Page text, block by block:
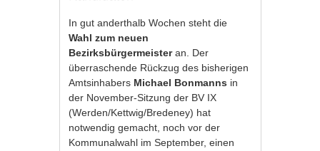
In gut anderthalb Wochen steht die
Wahl zum neuen
Bezirksbürgermeisteran. Der
überraschende Rückzug des bisherigen
Amtsinhabers Michael Bonmanns in
der November-Sitzung der BV IX
(Werden/Kettwig/Bredeney) hat
notwendig gemacht, noch vor der
Kommunalwahl im September, einen